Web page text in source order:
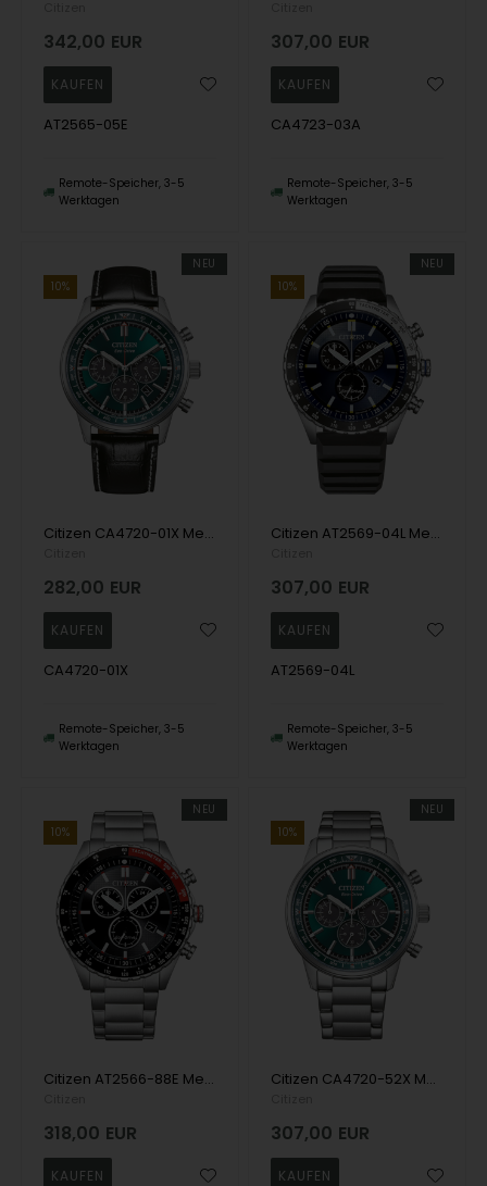
342,00 EUR
AT2565-05E
Remote-Speicher, 3-5
Werktagen
307,00 EUR
CA4723-03A
Remote-Speicher, 3-5
Werktagen
NEU
10%
Citizen CA4720-01X Mens Watch Eco-Drive Chronograph 42mm 10ATM Wristwatch
282,00 EUR
CA4720-01X
Remote-Speicher, 3-5
Werktagen
NEU
10%
Citizen AT2569-04L Mens Watch Eco-Drive Chronograph 43mm 10ATM Wristwatch
307,00 EUR
AT2569-04L
Remote-Speicher, 3-5
Werktagen
NEU
10%
Citizen AT2566-88E Mens Watch Eco-Drive Chronograph 43mm 10ATM Wristwatch
318,00 EUR
NEU
10%
Citizen CA4720-52X Mens Watch Eco-Drive Chronograph 42mm 10ATM Wristwatch
307,00 EUR